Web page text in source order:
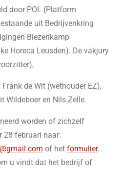
door POL (Platform
uit Bedrijvenkring
Biezenkamp
Horeca Leusden). De vakjury
de Wit (wethouder EZ),
Wildeboer en Nils Zelle.
worden of zichzelf
28 februari naar:
of het formulier.
u vindt dat het bedrijf of